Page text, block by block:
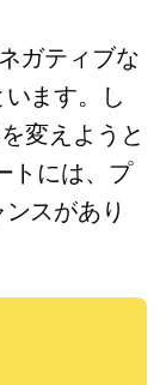
ガティブな
ます。し
変えようと
トには、プ
スがあり